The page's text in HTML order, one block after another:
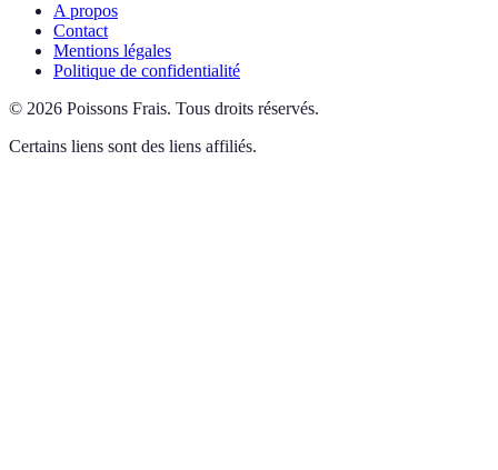
A propos
Contact
Mentions légales
Politique de confidentialité
© 2026 Poissons Frais. Tous droits réservés.
Certains liens sont des liens affiliés.